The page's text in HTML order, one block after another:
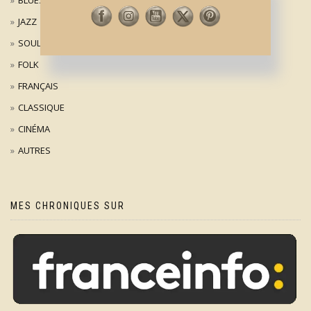
JAZZ
SOUL
FOLK
FRANÇAIS
CLASSIQUE
CINÉMA
AUTRES
MES CHRONIQUES SUR